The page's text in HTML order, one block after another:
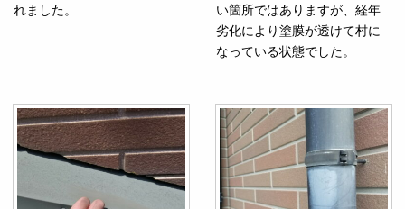
れました。
い箇所ではありますが、経年
劣化により塗膜が透けて村に
なっている状態でした。